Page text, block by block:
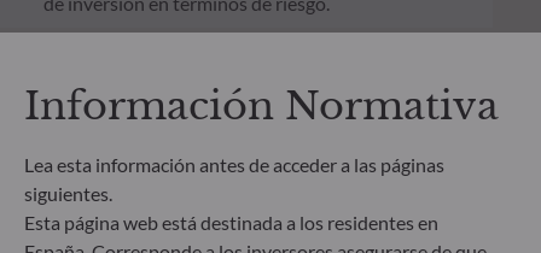
divulgación de información sobre finanzas
sostenibles (SFDR) es un conjunto de normas de la
sostenibilidad de los fondos sea transparente, más
comparable y se entienda mejor por los inversores
finales. Artículo 6: El equipo de gestión no tiene en
cuenta riesgos de sostenibilidad ni incidencias
Información Normativa
Lea esta información antes de acceder a las páginas
siguientes.
Esta página web está destinada a los residentes en